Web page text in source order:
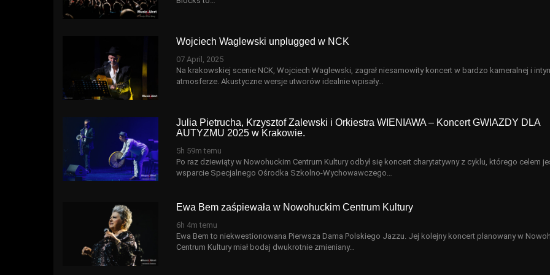
Wojciech Waglewski unplugged w NCK
07 April, 2025
Na krakowskiej scenie NCK, Wojciech Waglewski, zagrał niesamowity koncert w bardzo kameralnej i
atmosferze. Akustyczne wersje utworów idealnie wpisały…
Julia Pietrucha, Krzysztof Zalewski i Orkiestra WIENIAWA – Koncert GWIAZDY DLA
AUTYZMU 2025 w Krakowie.
5h 59m temu
Po raz dziewiąty w Nowohuckim Centrum Kultury odbył się koncert charytatywny z cyklu, którego celem
wsparcie Specjalnego Ośrodka Szkolno-Wychowawczego…
Ewa Bem zaśpiewała w Nowohuckim Centrum Kultury
6h 4m temu
Ewa Bem to niekwestionowana Pierwsza Dama Polskiego Jazzu. Jej kolejny koncert planowany w
Centrum Kultury miał bodaj dwukrotnie zmieniany…